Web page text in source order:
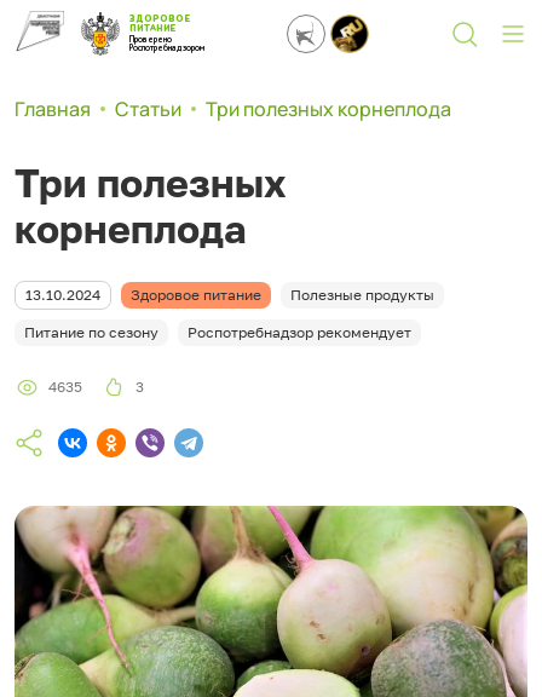
ЗДОРОВОЕ
ПИТАНИЕ
Проверено
Роспотребнадзором
Главная Статьи Три полезных корнеплода
Три полезных
корнеплода
13.10.2024 Здоровое питание Полезные продукты
Питание по сезону Роспотребнадзор рекомендует
4635 3